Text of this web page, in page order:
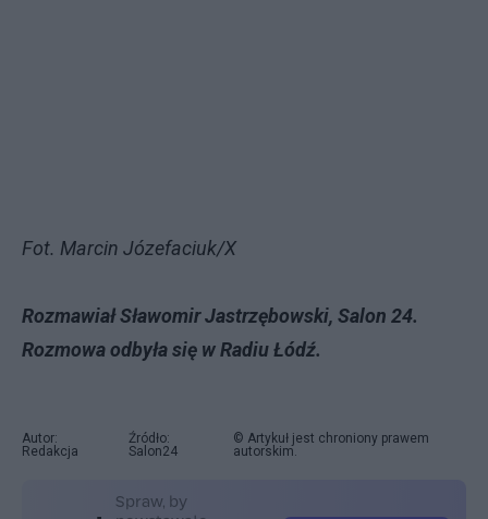
Fot. Marcin Józefaciuk/X
Rozmawiał Sławomir Jastrzębowski, Salon 24.
Rozmowa odbyła się w Radiu Łódź.
Autor:
Redakcja
Źródło:
Salon24
© Artykuł jest chroniony prawem
autorskim.